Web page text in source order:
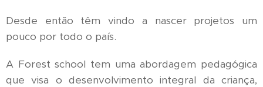
Desde então têm vindo a nascer projetos um
pouco por todo o país.
A Forest school tem uma abordagem pedagógica
que visa o desenvolvimento integral da criança,